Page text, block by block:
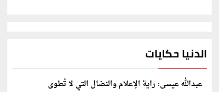
الدنيا حكايات
عبدالله عيسى: راية الإعلام والنضال التي لا تُطوى